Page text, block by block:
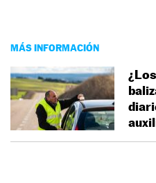
MÁS INFORMACIÓN